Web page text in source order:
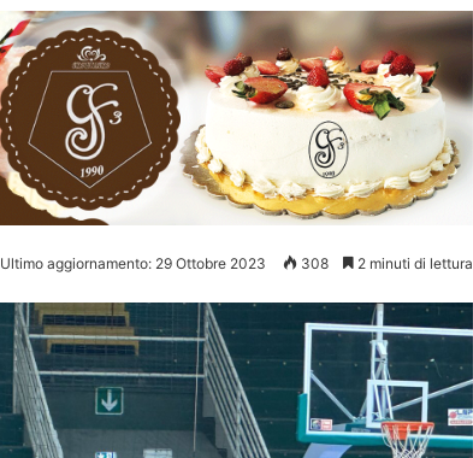
Ultimo aggiornamento: 29 Ottobre 2023 308 2 minuti di lettura